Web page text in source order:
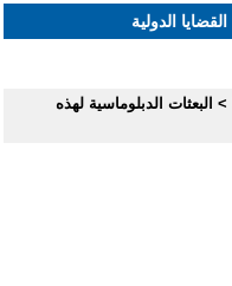
القضايا الدولية
> البعثات الدبلوماسية لهذه